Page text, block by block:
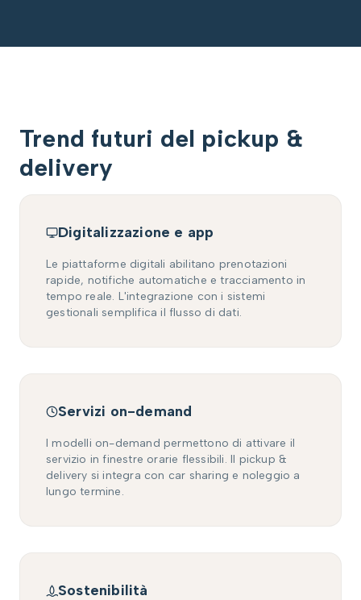
Trend futuri del pickup &
delivery
Digitalizzazione e app
Le piattaforme digitali abilitano prenotazioni
rapide, notifiche automatiche e tracciamento in
tempo reale. L'integrazione con i sistemi
gestionali semplifica il flusso di dati.
Servizi on-demand
I modelli on-demand permettono di attivare il
servizio in finestre orarie flessibili. Il pickup &
delivery si integra con car sharing e noleggio a
lungo termine.
Sostenibilità